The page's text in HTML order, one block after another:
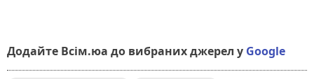
Додайте Всім.юа до вибраних джерел у Google